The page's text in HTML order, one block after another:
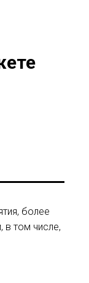
более
в том числе,